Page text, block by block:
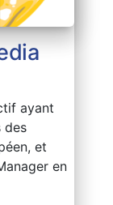
ayant
des
et
en